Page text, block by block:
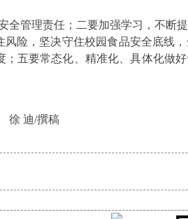
管理责任；二要加强学习，不断
险，坚决守住校园食品安全底线
五要常态化、精准化、具体化做
徐 迪/撰稿